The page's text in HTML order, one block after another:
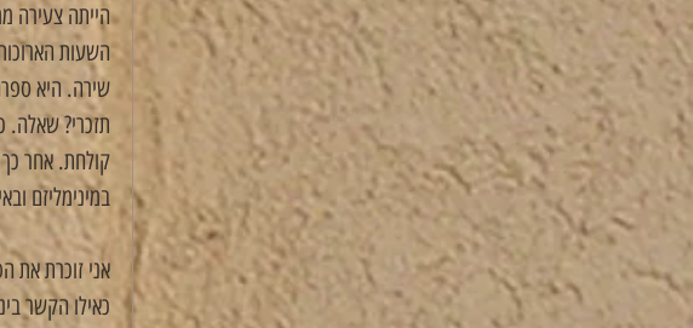
הייתה צעירה
השעות
שירה. היא
תזכרי? שאלה.
קולחת. אחר כך
במינימליזם
אני זוכרת את
כאילו הקשר